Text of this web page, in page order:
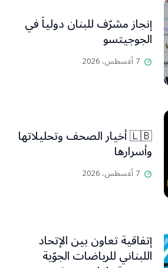
إنجاز مشرّف للبنان دولياً في
الجوجيتسو
7 أغسطس، 2026
🇱🇧 أخيار الصحف وتحليلاتها
وأسرارها
7 أغسطس، 2026
إتفاقية تعاون بين الإتحاد
اللبناني للرياضات الجوّية